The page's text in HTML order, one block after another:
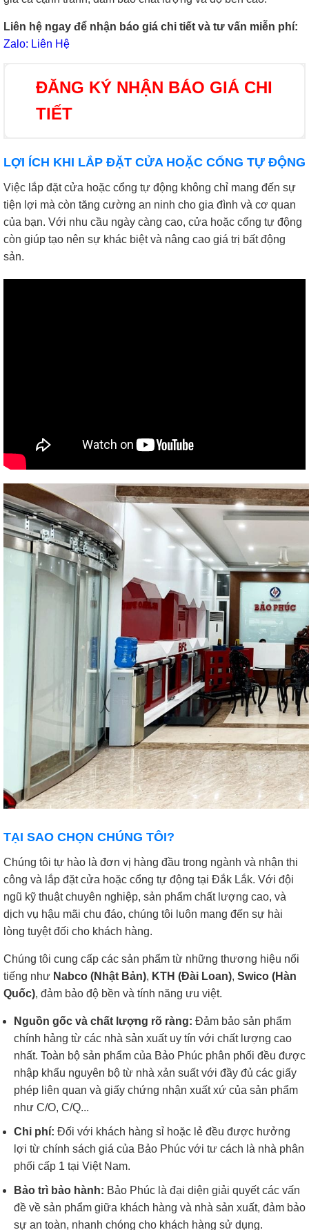
Liên hệ ngay để nhận báo giá chi tiết và tư vấn miễn phí:
Zalo: Liên Hệ
ĐĂNG KÝ NHẬN BÁO GIÁ CHI
TIẾT
LỢI ÍCH KHI LẮP ĐẶT CỬA HOẶC CỔNG TỰ ĐỘNG
Việc lắp đặt cửa hoặc cổng tự động không chỉ mang đến sự
tiện lợi mà còn tăng cường an ninh cho gia đình và cơ quan
của bạn. Với nhu cầu ngày càng cao, cửa hoặc cổng tự động
còn giúp tạo nên sự khác biệt và nâng cao giá trị bất động
sản.
TẠI SAO CHỌN CHÚNG TÔI?
Chúng tôi tự hào là đơn vị hàng đầu trong ngành và nhận thi
công và lắp đặt cửa hoặc cổng tự động tại Đắk Lắk. Với đội
ngũ kỹ thuật chuyên nghiệp, sản phẩm chất lượng cao, và
dịch vụ hậu mãi chu đáo, chúng tôi luôn mang đến sự hài
lòng tuyệt đối cho khách hàng.
Chúng tôi cung cấp các sản phẩm từ những thương hiệu nổi
tiếng như Nabco (Nhật Bản), KTH (Đài Loan), Swico (Hàn
Quốc), đảm bảo độ bền và tính năng ưu việt.
Nguồn gốc và chất lượng rõ ràng: Đảm bảo sản phẩm
chính hảng từ các nhà sản xuất uy tín với chất lượng cao
nhất. Toàn bộ sản phẩm của Bảo Phúc phân phối đều được
nhập khẩu nguyên bộ từ nhà xản suất với đầy đủ các giấy
phép liên quan và giấy chứng nhận xuất xứ của sản phẩm
như C/O, C/Q...
Chi phí: Đối với khách hàng sỉ hoặc lẻ đều được hưởng
lợi từ chính sách giá của Bảo Phúc với tư cách là nhà phân
phối cấp 1 tại Việt Nam.
Bảo trì bảo hành: Bảo Phúc là đại diện giải quyết các vấn
đề về sản phẩm giữa khách hàng và nhà sản xuất, đảm bảo
sự an toàn, nhanh chóng cho khách hàng sử dụng.